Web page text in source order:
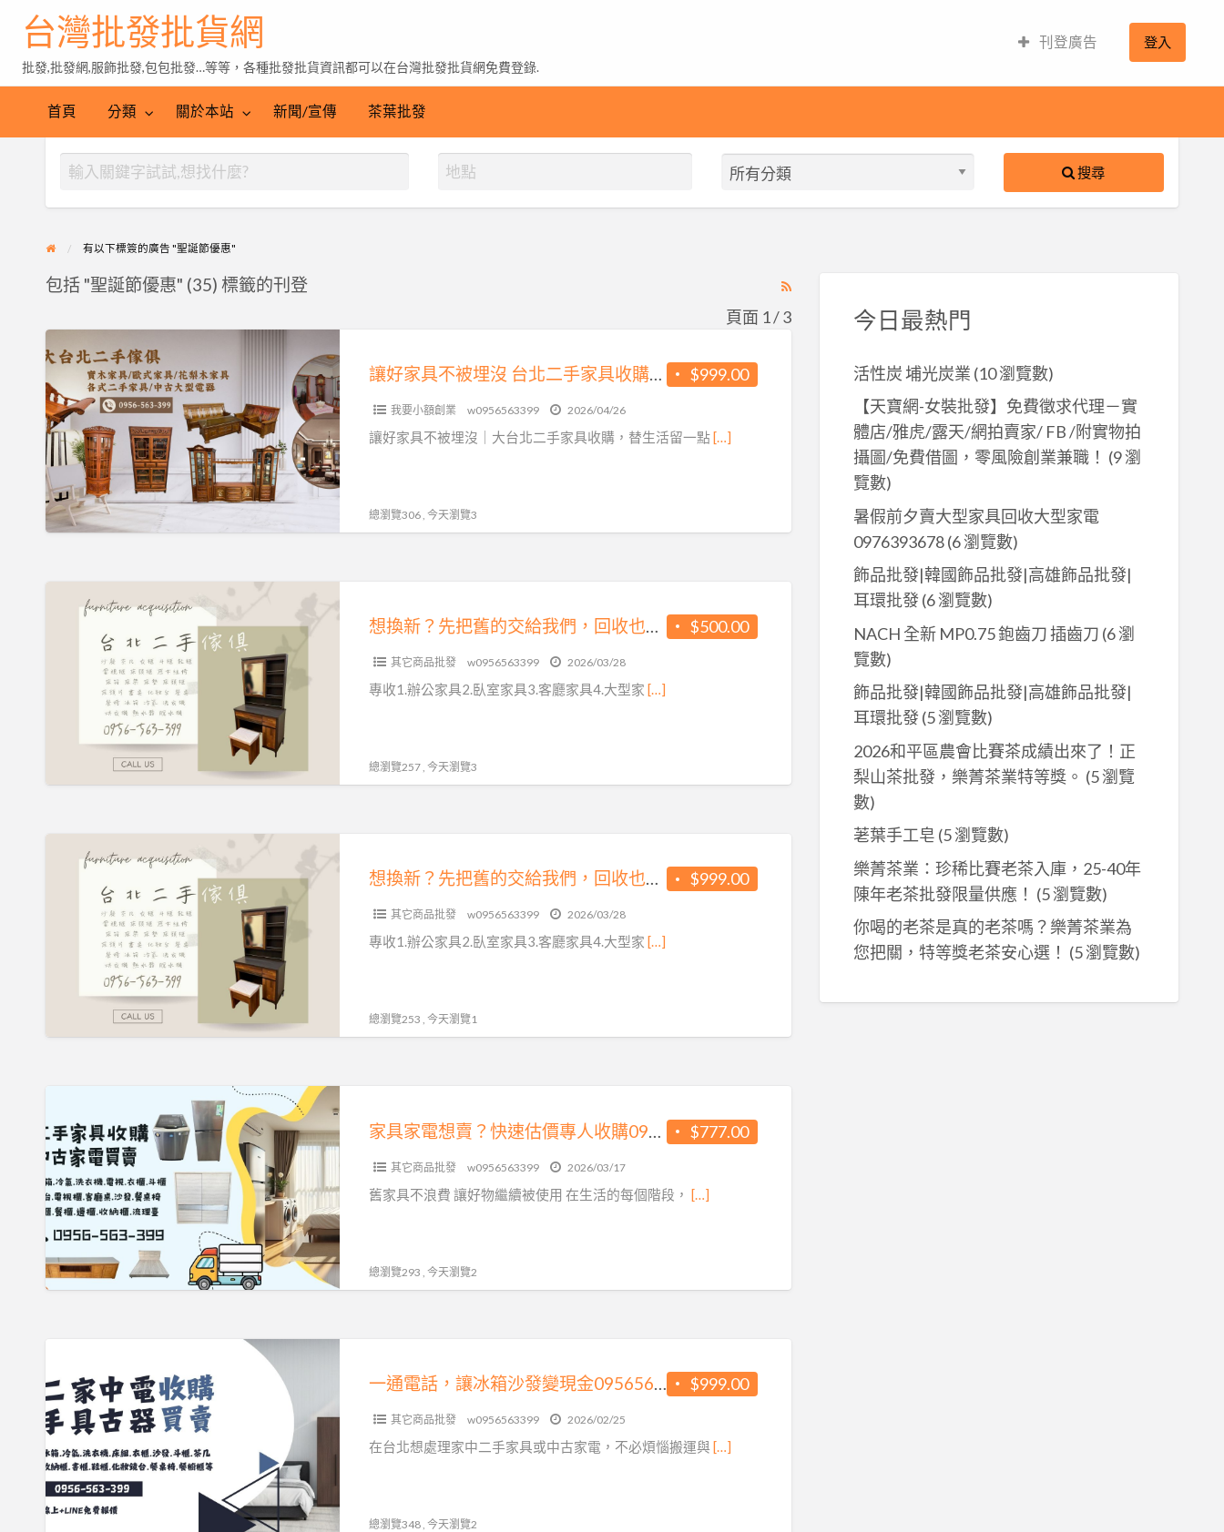
茶
發
台灣批發批貨網
批發,批發網,服飾批發,包包批發…等等，各種批發批貨資訊都可以在台灣批發批貨網免費登錄.
刊登廣告 登入
首頁 分類 關於本站 新聞/宣傳 茶葉批發
搜尋
有以下標簽的廣告 "聖誕節優惠"
RSS
Feed
包括 "聖誕節優惠" (35) 標籤的刊登
頁面 1 / 3
好
家
具
不
被
埋
沒
台
二
0956563399
$999.00
讓好家具不被埋沒 台北二手家具收購0956563399
我要小額創業 w0956563399 2026/04/26
讓好家具不被埋沒｜大台北二手家具收購，替生活留一點[…]
總瀏覽306 , 今天瀏覽3
給
們，
值
$500.00
想換新？先把舊的交給我們，回收也能很有價值0956563399
其它商品批發 w0956563399 2026/03/28
專收1.辦公家具2.臥室家具3.客廳家具4.大型家 […]
總瀏覽257 , 今天瀏覽3
給
收
也
能
很
有
價
值
$999.00
想換新？先把舊的交給我們，回收也能很有價值0956563399
其它商品批發 w0956563399 2026/03/28
專收1.辦公家具2.臥室家具3.客廳家具4.大型家 […]
總瀏覽253 , 今天瀏覽1
具
家
電
想
賣？
快
速
估
收
購
0956563399
$777.00
其它商品批發 w0956563399 2026/03/17
舊家具不浪費 讓好物繼續被使用 在生活的每個階段， […]
總瀏覽293 , 今天瀏覽2
通
電
話，
讓
冰
箱
$999.00
一通電話，讓冰箱沙發變現金0956563399
其它商品批發 w0956563399 2026/02/25
在台北想處理家中二手家具或中古家電，不必煩惱搬運與 […]
總瀏覽348 , 今天瀏覽2
今日最熱門
活性炭 埔光炭業 (10 瀏覽數)
【天寶網-女裝批發】免費徵求代理－實
體店/雅虎/露天/網拍賣家/ FB /附實物拍
攝圖/免費借圖，零風險創業兼職！ (9 瀏
覽數)
暑假前夕賣大型家具回收大型家電
0976393678(6 瀏覽數)
飾品批發|韓國飾品批發|高雄飾品批發|
耳環批發(6 瀏覽數)
NACH 全新 MP0.75 鉋齒刀 插齒刀 (6 瀏
覽數)
飾品批發|韓國飾品批發|高雄飾品批發|
耳環批發(5 瀏覽數)
2026和平區農會比賽茶成績出來了！正
梨山茶批發，樂菁茶業特等獎。 (5 瀏覽
數)
荖葉手工皂 (5 瀏覽數)
樂菁茶業：珍稀比賽老茶入庫，25-40年
陳年老茶批發限量供應！ (5 瀏覽數)
你喝的老茶是真的老茶嗎？樂菁茶業為
您把關，特等獎老茶安心選！ (5 瀏覽數)